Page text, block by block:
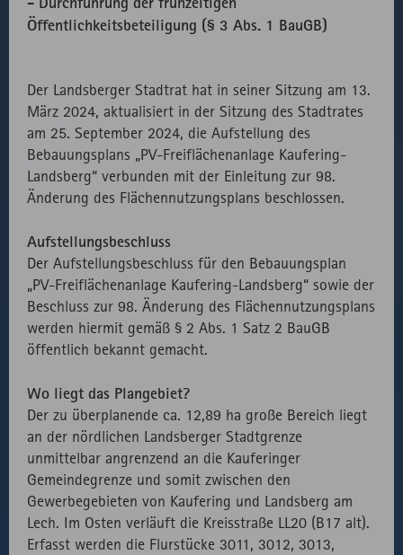
Öffentlichkeitsbeteiligung (§ 3 Abs. 1 BauGB)
Der Landsberger Stadtrat hat in seiner Sitzung am 13.
März 2024, aktualisiert in der Sitzung des Stadtrates
am 25. September 2024, die Aufstellung des
Bebauungsplans „PV-Freiflächenanlage Kaufering-
Landsberg“ verbunden mit der Einleitung zur 98.
Änderung des Flächennutzungsplans beschlossen.
Aufstellungsbeschluss
Der Aufstellungsbeschluss für den Bebauungsplan
„PV-Freiflächenanlage Kaufering-Landsberg“ sowie der
Beschluss zur 98. Änderung des Flächennutzungsplans
werden hiermit gemäß § 2 Abs. 1 Satz 2 BauGB
öffentlich bekannt gemacht.
Wo liegt das Plangebiet?
Der zu überplanende ca. 12,89 ha große Bereich liegt
an der nördlichen Landsberger Stadtgrenze
unmittelbar angrenzend an die Kauferinger
Gemeindegrenze und somit zwischen den
Gewerbegebieten von Kaufering und Landsberg am
Lech. Im Osten verläuft die Kreisstraße LL20 (B17 alt).
Erfasst werden die Flurstücke 3011, 3012, 3013,
Readspeaker
erforderlichen
Externer API
Aufruf von
fast.fonts.net
Zählt aus
lizenzrechtlichen
Gründen die
Verwendung
des lokal
eingebunden
1
Session
HTML Website
vorübergehende
speichern.